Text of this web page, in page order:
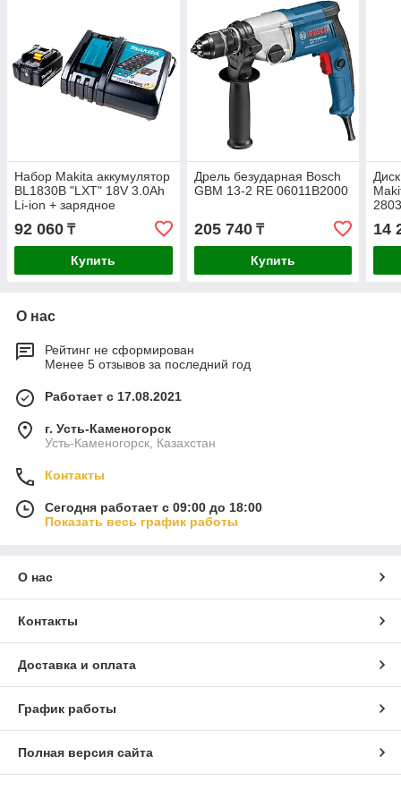
Набор Makita аккумулятор
BL1830B "LXT" 18V 3.0Ah
Li-ion + зарядное
устройство DC18RC "LXT"
7.2-18V 9А
92 060 ₸
Купить
Дрель безударная Bosch
GBM 13-2 RE 06011B2000
205 740₸
Купить
14
О нас
Рейтинг не сформирован
Менее 5 отзывов за последний год
Работает с 17.08.2021
г. Усть-Каменогорск
Усть-Каменогорск, Казахстан
Контакты
Сегодня работает с 09:00 до 18:00
Показать весь график работы
О нас
Контакты
Доставка и оплата
График работы
Полная версия сайта